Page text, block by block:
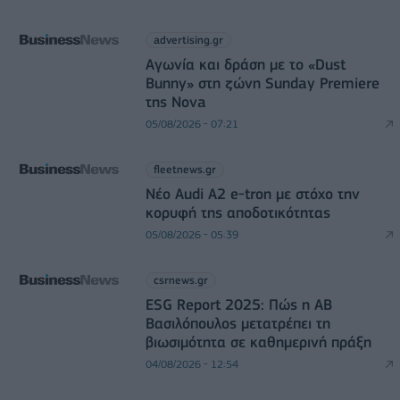
advertising.gr
Αγωνία και δράση με το «Dust
Bunny» στη ζώνη Sunday Premiere
της Nova
05/08/2026 - 07:21
fleetnews.gr
Νέο Audi A2 e-tron με στόχο την
κορυφή της αποδοτικότητας
05/08/2026 - 05:39
csrnews.gr
ESG Report 2025: Πώς η ΑΒ
Βασιλόπουλος μετατρέπει τη
βιωσιμότητα σε καθημερινή πράξη
04/08/2026 - 12:54